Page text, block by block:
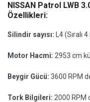
NISSAN Patrol LWB
Özellikleri:
Silindir sayısı: L4 (Sıralı
Motor Hacmi: 2953 cm
Beygir Gücü: 3600 RPM
Tork Bilgileri: 2000 RPM